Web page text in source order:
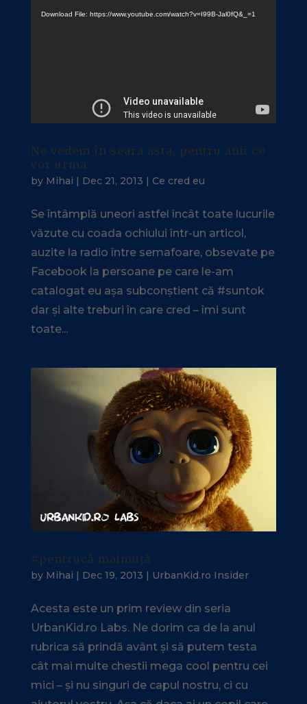
Player
Download File: https://www.youtube.com/watch?v=I99B-Jal0fQ&_=1
Ne vedem în seara asta, pentru anii ce
vor urma
by Mihai | Dec 21, 2013 | Ce cred eu
Se întâmplă uneori astfel încât toate lucurile
văzute cu coada ochiului într-un articol,
auzite la radio între semafoare, obsevate pe
Facebook la persoane pe care le-am
catalogat eu așa subconștient că #suntok
dar și alte treburi în care cred – îmi sunt
toate...
#pentrucă maimuță
by Mihai | Dec 19, 2013 | UrbanKid.ro Insider
Acesta este un prim review din seria
UrbanKid.ro Labs. Ne dorim ca de la anul
rubrica să prindă avânt și să putem testa
cât mai multe chestii mega cool pentru cei
mici – și nu singuri de capul nostru, ci cu